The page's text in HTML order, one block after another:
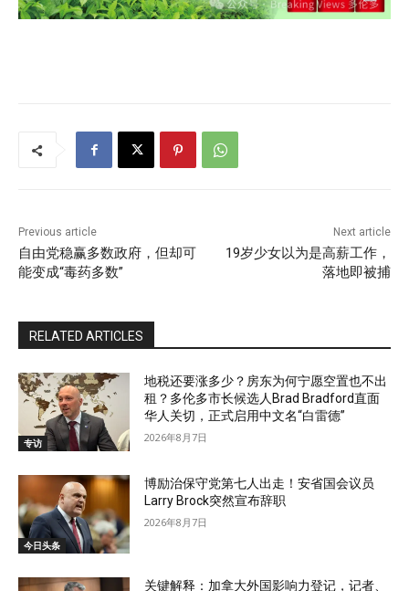
Previous article
自由党稳赢多数政府，但却可
能变成“毒药多数”
Next article
19岁少女以为是高薪工作，
落地即被捕
RELATED ARTICLES
专访
地税还要涨多少？房东为何宁愿空置也不出
租？多伦多市长候选人Brad Bradford直面
华人关切，正式启用中文名“白雷德”
2026年8月7日
今日头条
博励治保守党第七人出走！安省国会议员
Larry Brock突然宣布辞职
2026年8月7日
关键解释：加拿大外国影响力登记，记者、